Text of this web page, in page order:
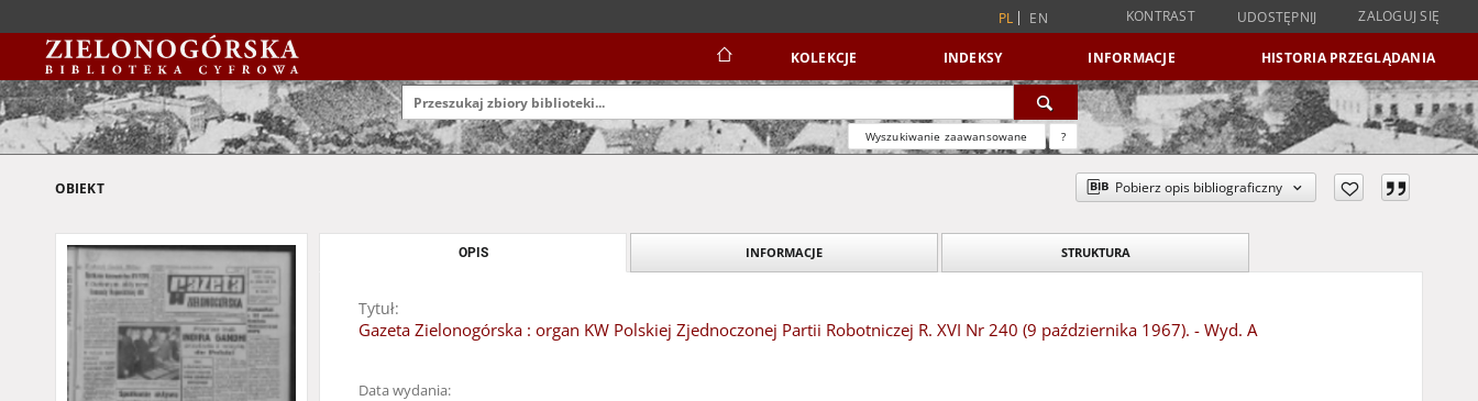
PL EN KONTRAST UDOSTĘPNIJ ZALOGUJ SIĘ
KOLEKCJE INDEKSY INFORMACJE HISTORIA PRZEGLĄDANIA
Wyszukiwanie zaawansowane ?
OBIEKT Pobierz opis bibliograficzny
OPIS INFORMACJE STRUKTURA
Tytuł:
Gazeta Zielonogórska : organ KW Polskiej Zjednoczonej Partii Robotniczej R. XVI Nr 240 (9 października 1967). - Wyd. A
Data wydania: